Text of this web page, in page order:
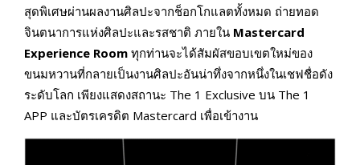
สุดพิเศษผ่านผลงานศิลปะจากช็อกโกแลตทั้งหมด ถ่ายทอด
จินตนาการแห่งศิลปะและรสชาติ ภายใน Mastercard
Experience Room ทุกท่านจะได้สัมผัสขอบเขตใหม่ของ
ขนมหวานที่กลายเป็นงานศิลปะอันน่าทึ่งจากหนึ่งในเชฟชื่อดัง
ระดับโลก เพียงแสดงสถานะ The 1 Exclusive บน The 1
APP และบัตรเครดิต Mastercard เพื่อเข้างาน